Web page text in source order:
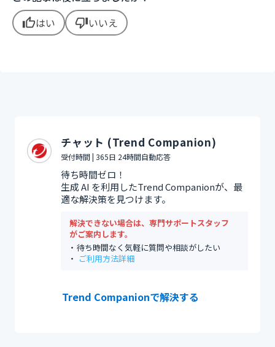
thumb_upはい thumb_downいいえ
チャット (Trend Companion)
受付時間 | 365日 24時間自動応答
待ち時間ゼロ！
生成 AI を利用したTrend Companionが、最
適な解決策を見つけます。
解決できない場合は、専門サポートスタッフ
がご案内します。
待ち時間なく気軽に質問や相談がしたい
ご利用方法詳細
Trend Companionで解決する